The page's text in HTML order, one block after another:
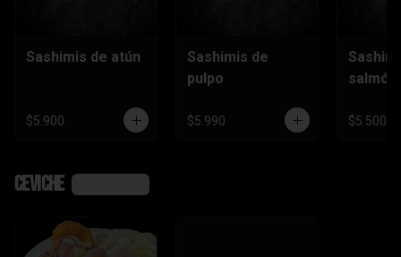
Sashimis de atún
$5.900
Sashimis de
pulpo
$5.990
salmón
$5.500
Ceviche